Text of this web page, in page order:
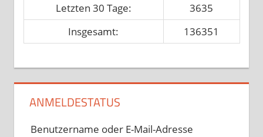
Letzten 30 Tage:
3635
Insgesamt:
136351
ANMELDESTATUS
Benutzername oder E-Mail-Adresse